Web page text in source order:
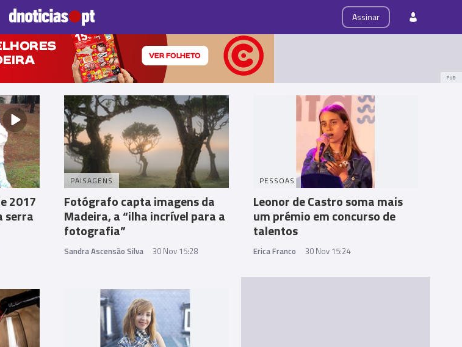
Assinar
Palavras Produto e Marcas
PUB
2017
serra
PAISAGENS
Fotógrafo capta imagens da
Madeira, a “ilha incrível para a
fotografia”
Sandra Ascensão Silva 30 Nov 15:28
PESSOAS
Leonor de Castro soma mais
um prémio em concurso de
talentos
Erica Franco 30 Nov 15:24